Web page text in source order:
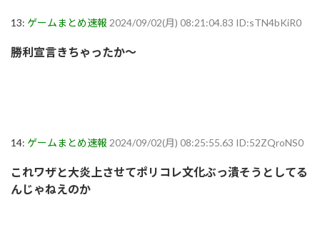
13: ゲームまとめ速報 2024/09/02(月) 08:21:04.83 ID:sTN4bKiR0
勝利宣言きちゃったか～
14: ゲームまとめ速報 2024/09/02(月) 08:25:55.63 ID:52ZQroNS0
これワザと大炎上させてポリコレ文化ぶっ潰そうとしてる
んじゃねえのか